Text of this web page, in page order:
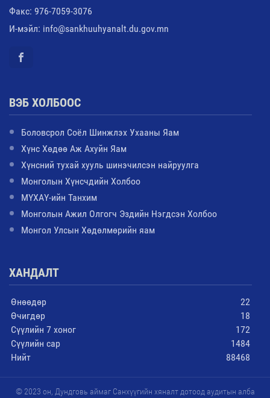
Факс: 976-7059-3076
И-мэйл: info@sankhuuhyanalt.du.gov.mn
ВЭБ ХОЛБООС
Боловсрол Соёл Шинжлэх Ухааны Яам
Хүнс Хөдөө Аж Ахуйн Яам
Хүнсний тухай хууль шинэчилсэн найруулга
Монголын Хүнсчдийн Холбоо
МҮХАҮ-ийн Танхим
Монголын Ажил Олгогч Эздийн Нэгдсэн Холбоо
Монгол Улсын Хөдөлмөрийн яам
ХАНДАЛТ
Өнөөдөр
22
Өчигдөр
18
Сүүлийн 7 хоног
172
Сүүлийн сар
1484
Нийт
88468
© 2023 он, Дундговь аймаг Санхүүгийн хяналт дотоод аудитын алба